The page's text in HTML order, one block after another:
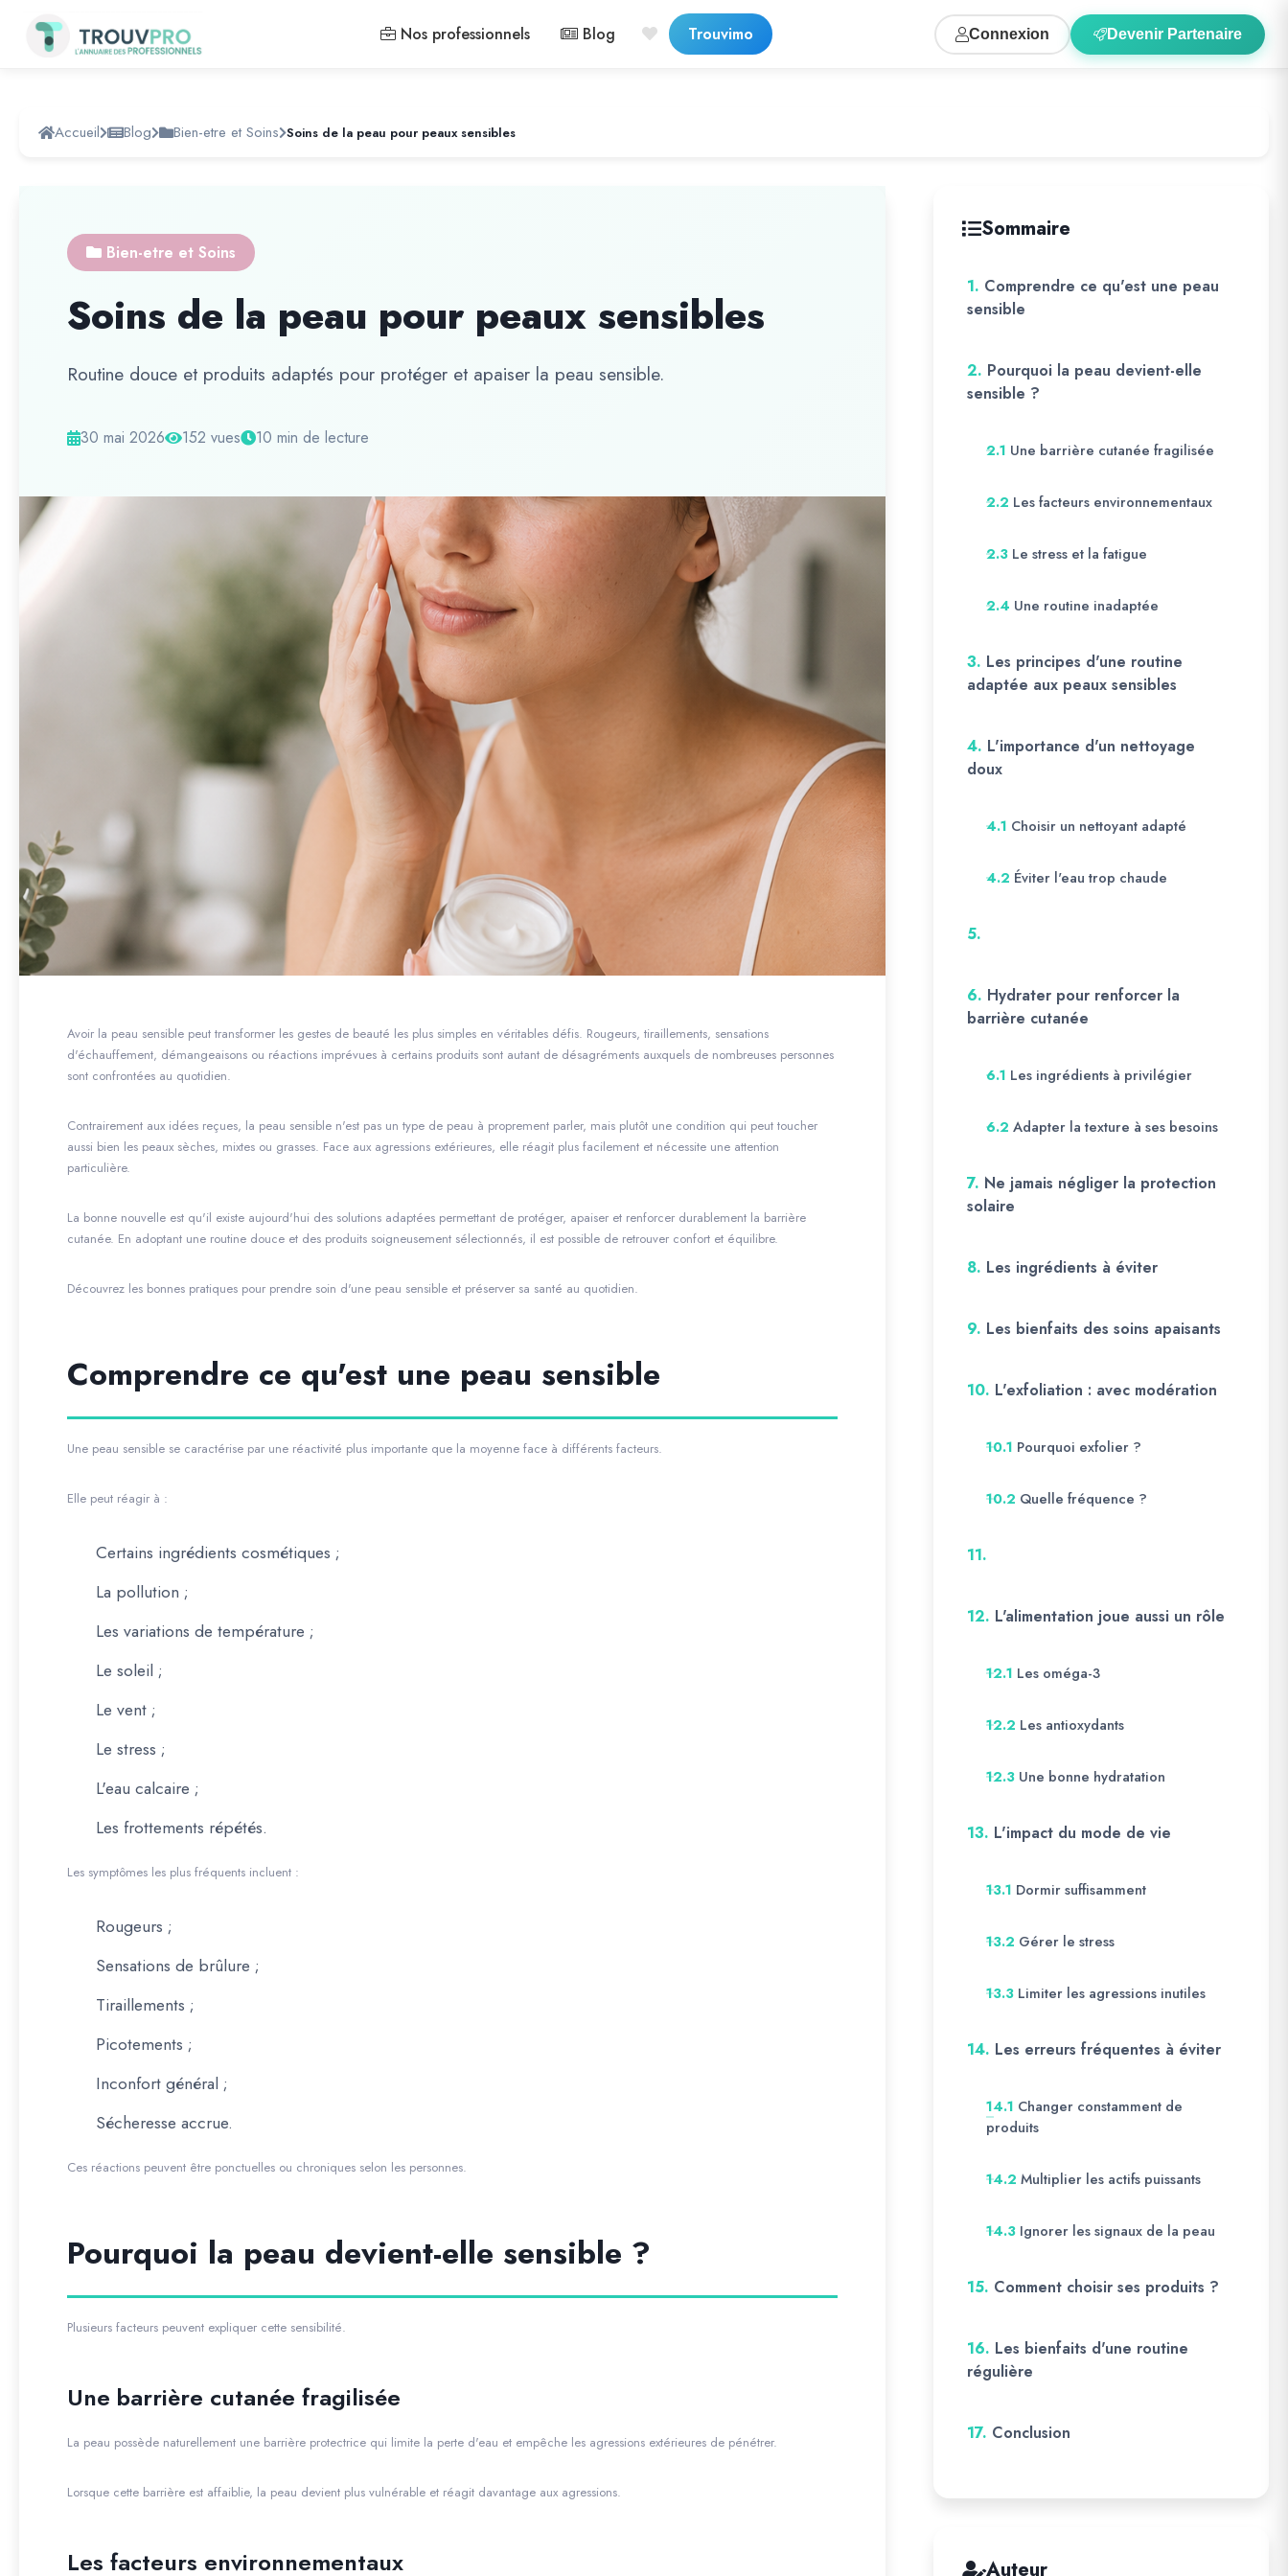
Nos professionnels Blog Trouvimo Connexion Devenir Partenaire
Accueil Blog Bien-etre et Soins Soins de la peau pour peaux sensibles
Bien-etre et Soins
Soins de la peau pour peaux sensibles
Routine douce et produits adaptés pour protéger et apaiser la peau sensible.
30 mai 2026 152 vues 10 min de lecture
Avoir la peau sensible peut transformer les gestes de beauté les plus simples en véritables défis. Rougeurs, tiraillements, sensations
d'échauffement, démangeaisons ou réactions imprévues à certains produits sont autant de désagréments auxquels de nombreuses personnes
sont confrontées au quotidien.
Contrairement aux idées reçues, la peau sensible n'est pas un type de peau à proprement parler, mais plutôt une condition qui peut toucher
aussi bien les peaux sèches, mixtes ou grasses. Face aux agressions extérieures, elle réagit plus facilement et nécessite une attention
particulière.
La bonne nouvelle est qu'il existe aujourd'hui des solutions adaptées permettant de protéger, apaiser et renforcer durablement la barrière
cutanée. En adoptant une routine douce et des produits soigneusement sélectionnés, il est possible de retrouver confort et équilibre.
Découvrez les bonnes pratiques pour prendre soin d'une peau sensible et préserver sa santé au quotidien.
Comprendre ce qu'est une peau sensible
Une peau sensible se caractérise par une réactivité plus importante que la moyenne face à différents facteurs.
Elle peut réagir à :
Certains ingrédients cosmétiques ;
La pollution ;
Les variations de température ;
Le soleil ;
Le vent ;
Le stress ;
L'eau calcaire ;
Les frottements répétés.
Les symptômes les plus fréquents incluent :
Rougeurs ;
Sensations de brûlure ;
Tiraillements ;
Picotements ;
Inconfort général ;
Sécheresse accrue.
Ces réactions peuvent être ponctuelles ou chroniques selon les personnes.
Pourquoi la peau devient-elle sensible ?
Plusieurs facteurs peuvent expliquer cette sensibilité.
Une barrière cutanée fragilisée
La peau possède naturellement une barrière protectrice qui limite la perte d'eau et empêche les agressions extérieures de pénétrer.
Lorsque cette barrière est affaiblie, la peau devient plus vulnérable et réagit davantage aux agressions.
Les facteurs environnementaux
Sommaire
1. Comprendre ce qu'est une peau
sensible
2. Pourquoi la peau devient-elle
sensible ?
2.1 Une barrière cutanée fragilisée
2.2 Les facteurs environnementaux
2.3 Le stress et la fatigue
2.4 Une routine inadaptée
3. Les principes d'une routine
adaptée aux peaux sensibles
4. L'importance d'un nettoyage
doux
4.1 Choisir un nettoyant adapté
4.2 Éviter l'eau trop chaude
5.
6. Hydrater pour renforcer la
barrière cutanée
6.1 Les ingrédients à privilégier
6.2 Adapter la texture à ses besoins
7. Ne jamais négliger la protection
solaire
8. Les ingrédients à éviter
9. Les bienfaits des soins apaisants
10. L'exfoliation : avec modération
10.1 Pourquoi exfolier ?
10.2 Quelle fréquence ?
11.
12. L'alimentation joue aussi un rôle
12.1 Les oméga-3
12.2 Les antioxydants
12.3 Une bonne hydratation
13. L'impact du mode de vie
13.1 Dormir suffisamment
13.2 Gérer le stress
13.3 Limiter les agressions inutiles
14. Les erreurs fréquentes à éviter
14.1 Changer constamment de
produits
14.2 Multiplier les actifs puissants
14.3 Ignorer les signaux de la peau
15. Comment choisir ses produits ?
16. Les bienfaits d'une routine
régulière
17. Conclusion
Auteur